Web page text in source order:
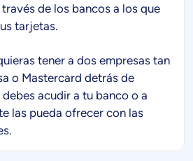
de los bancos a los que
tarjetas.
tener a dos empresas tan
o Mastercard detrás de
debes acudir a tu banco o a
las pueda ofrecer con las